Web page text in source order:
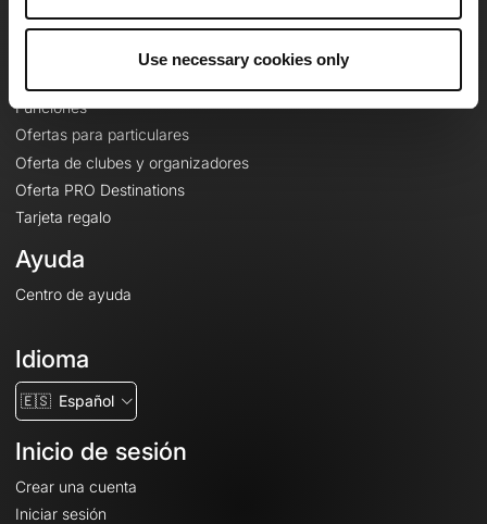
Use necessary cookies only
Funciones
Ofertas para particulares
Oferta de clubes y organizadores
Oferta PRO Destinations
Tarjeta regalo
Ayuda
Centro de ayuda
Idioma
🇪🇸 Español
Inicio de sesión
Crear una cuenta
Iniciar sesión